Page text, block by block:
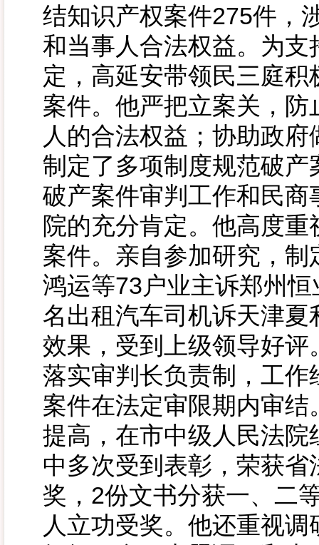
结知识产权案件275件，
和当事人合法权益。为
定，高延安带领民三庭
案件。他严把立案关，
人的合法权益；协助政
制定了多项制度规范破
破产案件审判工作和民
院的充分肯定。他高度
案件。亲自参加研究，
鸿运等73户业主诉郑州
名出租汽车司机诉天津
效果，受到上级领导好
落实审判长负责制，工
案件在法定审限期内审
提高，在市中级人民法
中多次受到表彰，荣获
奖，2份文书分获一、二
人立功受奖。他还重视